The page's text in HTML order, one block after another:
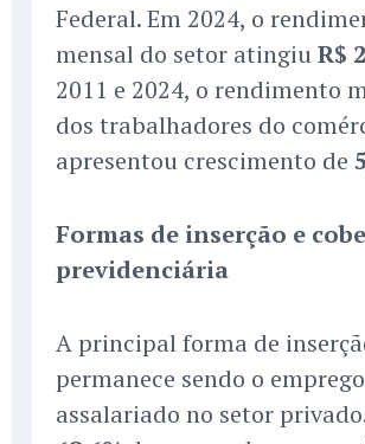
Federal. Em 2024, o
mensal do setor atingiu R$
2011 e 2024, o rendimento
dos trabalhadores do
apresentou crescimento de
Formas de inserção e
previdenciária
A principal forma de
permanece sendo o emprego
assalariado no setor